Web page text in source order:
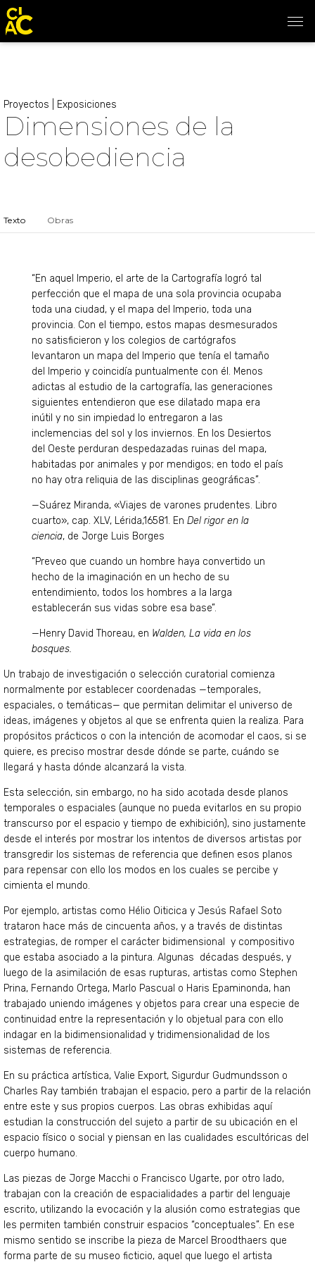
Proyectos Exposiciones
Dimensiones de la
desobediencia
Texto Obras
“En aquel Imperio, el arte de la Cartografía logró tal
perfección que el mapa de una sola provincia ocupaba
toda una ciudad, y el mapa del Imperio, toda una
provincia. Con el tiempo, estos mapas desmesurados
no satisficieron y los colegios de cartógrafos
levantaron un mapa del Imperio que tenía el tamaño
del Imperio y coincidía puntualmente con él. Menos
adictas al estudio de la cartografía, las generaciones
siguientes entendieron que ese dilatado mapa era
inútil y no sin impiedad lo entregaron a las
inclemencias del sol y los inviernos. En los Desiertos
del Oeste perduran despedazadas ruinas del mapa,
habitadas por animales y por mendigos; en todo el país
no hay otra reliquia de las disciplinas geográficas”.
—Suárez Miranda, «Viajes de varones prudentes. Libro
cuarto», cap. XLV, Lérida,16581. En Del rigor en la
ciencia, de Jorge Luis Borges
“Preveo que cuando un hombre haya convertido un
hecho de la imaginación en un hecho de su
entendimiento, todos los hombres a la larga
establecerán sus vidas sobre esa base”.
—Henry David Thoreau, en Walden, La vida en los
bosques.
Un trabajo de investigación o selección curatorial comienza
normalmente por establecer coordenadas —temporales,
espaciales, o temáticas— que permitan delimitar el universo de
ideas, imágenes y objetos al que se enfrenta quien la realiza. Para
propósitos prácticos o con la intención de acomodar el caos, si se
quiere, es preciso mostrar desde dónde se parte, cuándo se
llegará y hasta dónde alcanzará la vista.
Esta selección, sin embargo, no ha sido acotada desde planos
temporales o espaciales (aunque no pueda evitarlos en su propio
transcurso por el espacio y tiempo de exhibición), sino justamente
desde el interés por mostrar los intentos de diversos artistas por
transgredir los sistemas de referencia que definen esos planos
para repensar con ello los modos en los cuales se percibe y
cimienta el mundo.
Por ejemplo, artistas como Hélio Oiticica y Jesús Rafael Soto
trataron hace más de cincuenta años, y a través de distintas
estrategias, de romper el carácter bidimensional y compositivo
que estaba asociado a la pintura. Algunas décadas después, y
luego de la asimilación de esas rupturas, artistas como Stephen
Prina, Fernando Ortega, Marlo Pascual o Haris Epaminonda, han
trabajado uniendo imágenes y objetos para crear una especie de
continuidad entre la representación y lo objetual para con ello
indagar en la bidimensionalidad y tridimensionalidad de los
sistemas de referencia.
En su práctica artística, Valie Export, Sigurdur Gudmundsson o
Charles Ray también trabajan el espacio, pero a partir de la relación
entre este y sus propios cuerpos. Las obras exhibidas aquí
estudian la construcción del sujeto a partir de su ubicación en el
espacio físico o social y piensan en las cualidades escultóricas del
cuerpo humano.
Las piezas de Jorge Macchi o Francisco Ugarte, por otro lado,
trabajan con la creación de espacialidades a partir del lenguaje
escrito, utilizando la evocación y la alusión como estrategias que
les permiten también construir espacios “conceptuales”. En ese
mismo sentido se inscribe la pieza de Marcel Broodthaers que
forma parte de su museo ficticio, aquel que luego el artista